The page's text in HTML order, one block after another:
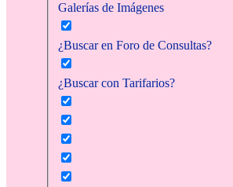
Galerías de Imágenes
¿Buscar en Foro de Consultas?
¿Buscar con Tarifarios?